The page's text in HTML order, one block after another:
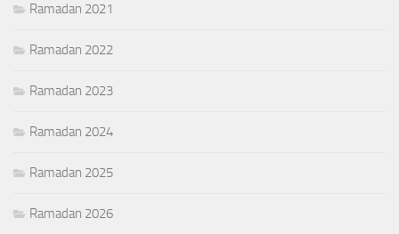
Ramadan 2021
Ramadan 2022
Ramadan 2023
Ramadan 2024
Ramadan 2025
Ramadan 2026